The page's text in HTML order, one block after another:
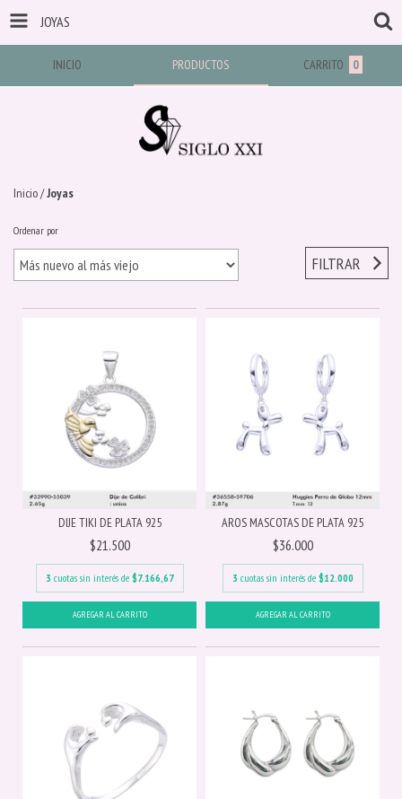
JOYAS
INICIO PRODUCTOS CARRITO 0
Inicio/Joyas
Ordenar por
FILTRAR
DIJE TIKI DE PLATA 925
$21.500
3 cuotas sin interés de $7.166,67
AROS MASCOTAS DE PLATA 925
$36.000
3 cuotas sin interés de $12.000